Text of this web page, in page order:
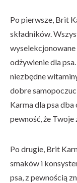
Po pierwsze, Brit
składników.
odżywienie dla
niezbędne
dobre
Karma dla psa dba
pewność, że
Po drugie, Brit
smaków i
psa, z pewnością